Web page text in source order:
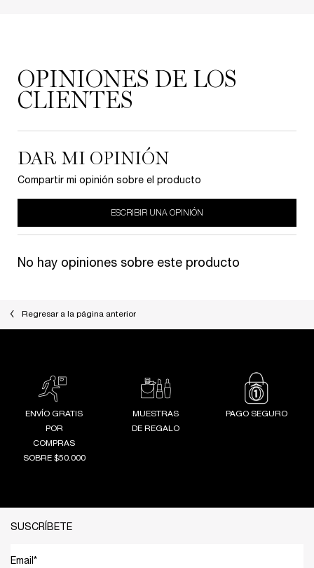
OPINIONES DE LOS
CLIENTES
DAR MI OPINIÓN
Compartir mi opinión sobre el producto
ESCRIBIR UNA OPINIÓN
No hay opiniones sobre este producto
Regresar a la página anterior
ENVÍO GRATIS
POR
COMPRAS
SOBRE $50.000
MUESTRAS
DE REGALO
PAGO SEGURO
SUSCRÍBETE
Email *